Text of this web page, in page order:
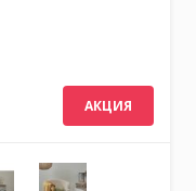
АКЦИЯ